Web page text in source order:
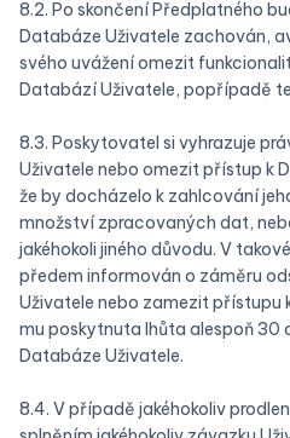
8.2. Po skončení Předplatného
Databáze Uživatele zachován,
svého uvážení omezit
Databází Uživatele, popřípadě
8.3. Poskytovatel si vyhrazuje
Uživatele nebo omezit přístup k
že by docházelo k zahlcování
množství zpracovaných dat,
jakéhokoli jiného důvodu. V
předem informován o záměru
Uživatele nebo zamezit přístupu
mu poskytnuta lhůta alespoň 30
Databáze Uživatele.
8.4. V případě jakéhokoliv